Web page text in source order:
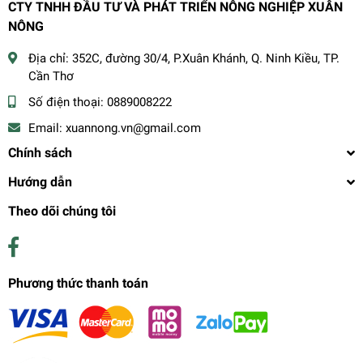
THÔNG TIN LIÊN HỆ:
CTY TNHH ĐẦU TƯ VÀ PHÁT TRIỂN NÔNG NGHIỆP XUÂN
NÔNG
Địa chỉ: 352C, đường 30/4, P.Xuân Khánh, Q. Ninh Kiều, TP.
Cần Thơ
Số điện thoại: 0889008222
Email: xuannong.vn@gmail.com
Chính sách
Hướng dẫn
Theo dõi chúng tôi
Phương thức thanh toán